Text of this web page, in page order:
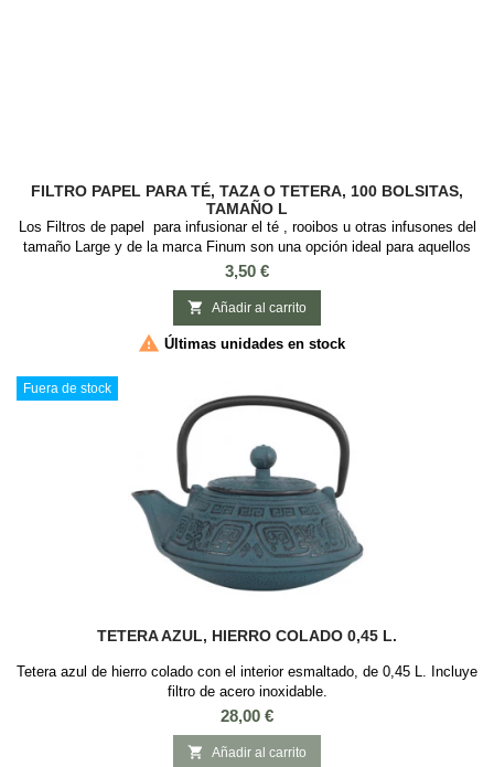
FILTRO PAPEL PARA TÉ, TAZA O TETERA, 100 BOLSITAS,
TAMAÑO L
Los Filtros de papel para infusionar el té , rooibos u otras infusones del
tamaño Large y de la marca Finum son una opción ideal para aquellos
que desean disfrutar del verdadero aroma de su té sin preocuparse por
los aditivos químicos. Fabricados con pulpa de abacá, celulosa y
sellado de fibra, estos filtros están libres de cloro blanqueador y...
Precio
3,50 €
 Añadir al carrito
 Últimas unidades en stock
Fuera de stock
TETERA AZUL, HIERRO COLADO 0,45 L.
Tetera azul de hierro colado con el interior esmaltado, de 0,45 L. Incluye
filtro de acero inoxidable.
Precio
28,00 €
 Añadir al carrito